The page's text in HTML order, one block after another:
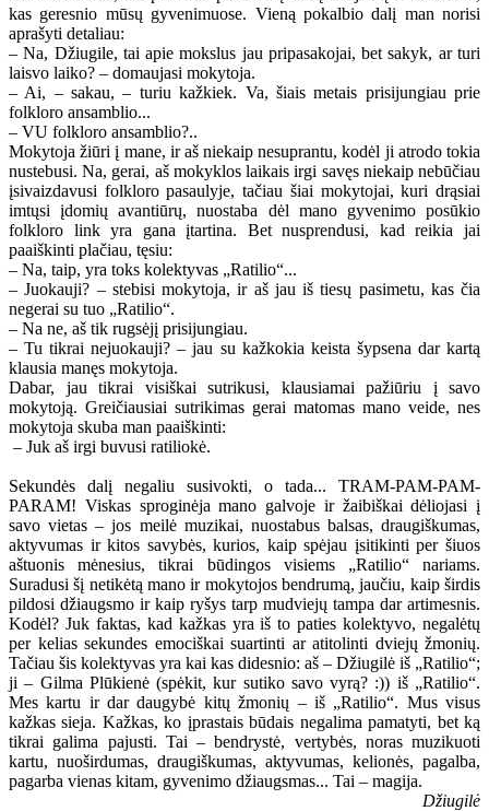
kas geresnio mūsų gyvenimuose. Vieną pokalbio dalį man norisi
aprašyti detaliau:
– Na, Džiugile, tai apie mokslus jau pripasakojai, bet sakyk, ar turi
laisvo laiko? – domaujasi mokytoja.
– Ai, – sakau, – turiu kažkiek. Va, šiais metais prisijungiau prie
folkloro ansamblio...
– VU folkloro ansamblio?..
Mokytoja žiūri į mane, ir aš niekaip nesuprantu, kodėl ji atrodo tokia
nustebusi. Na, gerai, aš mokyklos laikais irgi savęs niekaip nebūčiau
įsivaizdavusi folkloro pasaulyje, tačiau šiai mokytojai, kuri drąsiai
imtųsi įdomių avantiūrų, nuostaba dėl mano gyvenimo posūkio
folkloro link yra gana įtartina. Bet nusprendusi, kad reikia jai
paaiškinti plačiau, tęsiu:
– Na, taip, yra toks kolektyvas „Ratilio“...
– Juokauji? – stebisi mokytoja, ir aš jau iš tiesų pasimetu, kas čia
negerai su tuo „Ratilio“.
– Na ne, aš tik rugsėjį prisijungiau.
– Tu tikrai nejuokauji? – jau su kažkokia keista šypsena dar kartą
klausia manęs mokytoja.
Dabar, jau tikrai visiškai sutrikusi, klausiamai pažiūriu į savo
mokytoją. Greičiausiai sutrikimas gerai matomas mano veide, nes
mokytoja skuba man paaiškinti:
– Juk aš irgi buvusi ratiliokė.
Sekundės dalį negaliu susivokti, o tada... TRAM-PAM-PAM-
PARAM! Viskas sproginėja mano galvoje ir žaibiškai dėliojasi į
savo vietas – jos meilė muzikai, nuostabus balsas, draugiškumas,
aktyvumas ir kitos savybės, kurios, kaip spėjau įsitikinti per šiuos
aštuonis mėnesius, tikrai būdingos visiems „Ratilio“ nariams.
Suradusi šį netikėtą mano ir mokytojos bendrumą, jaučiu, kaip širdis
pildosi džiaugsmo ir kaip ryšys tarp mudviejų tampa dar artimesnis.
Kodėl? Juk faktas, kad kažkas yra iš to paties kolektyvo, negalėtų
per kelias sekundes emociškai suartinti ar atitolinti dviejų žmonių.
Tačiau šis kolektyvas yra kai kas didesnio: aš – Džiugilė iš „Ratilio“;
ji – Gilma Plūkienė (spėkit, kur sutiko savo vyrą? :)) iš „Ratilio“.
Mes kartu ir dar daugybė kitų žmonių – iš „Ratilio“. Mus visus
kažkas sieja. Kažkas, ko įprastais būdais negalima pamatyti, bet ką
tikrai galima pajusti. Tai – bendrystė, vertybės, noras muzikuoti
kartu, nuoširdumas, draugiškumas, aktyvumas, kelionės, pagalba,
pagarba vienas kitam, gyvenimo džiaugsmas... Tai – magija.
Džiugilė